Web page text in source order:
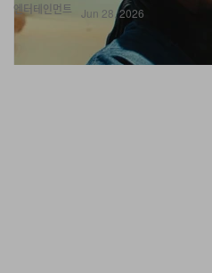
엔터테인먼트 Jun 28, 2026